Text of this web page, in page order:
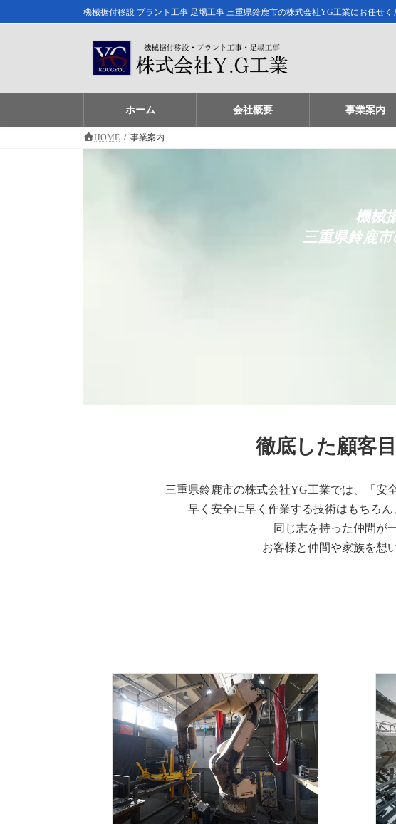
ン
ス
ッ
ビ
ン
移
機械据付移設 プラント工事 足場工事 三重県鈴鹿市の株式会社YG工業にお任せく
ホーム 会社概要 事業案内
HOME 事業案内
機械
三重県鈴鹿
徹底した顧客
三重県鈴鹿市の株式会社YG工業では、「安
早く安全に早く作業する技術はもちろ
同じ志を持った仲間が
お客様と仲間や家族を想